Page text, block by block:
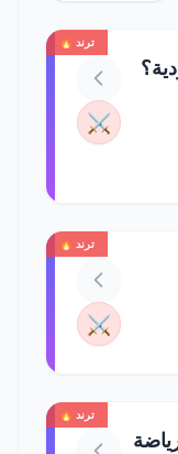
ترند 🔥
⚔️
ترند 🔥
⚔️
ترند 🔥